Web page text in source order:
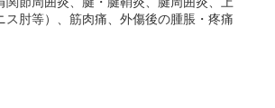
ス肘等）、筋肉痛、外傷後の腫脹・疼痛